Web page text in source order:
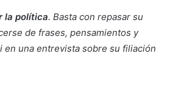
la política. Basta con repasar su
de frases, pensamientos y
en una entrevista sobre su filiación